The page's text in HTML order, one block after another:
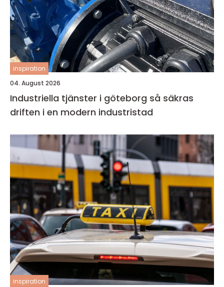
inspiration
04. August 2026
Industriella tjänster i göteborg så säkras
driften i en modern industristad
inspiration